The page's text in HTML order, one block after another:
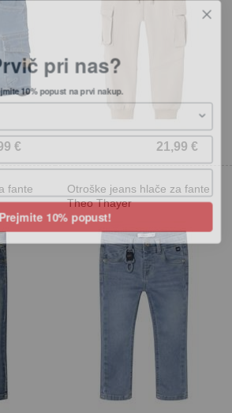
€ 21,99 €
fante
Otroške jeans hlače za fante
Theo Thayer
pri nas?
Prejmite 10% popust!